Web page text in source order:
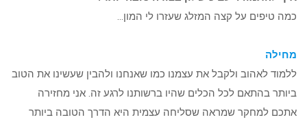
כמה טיפים על קצה המזלג שעזרו לי המון…
מחילה
ללמוד לאהוב ולקבל את עצמנו כמו שאנחנו ולהבין שעשינו את הטוב
ביותר בהתאם לכל הכלים שהיו ברשותנו לרגע זה. אני מחזירה
אתכם למחקר שמראה שסליחה עצמית היא הדרך הטובה ביותר